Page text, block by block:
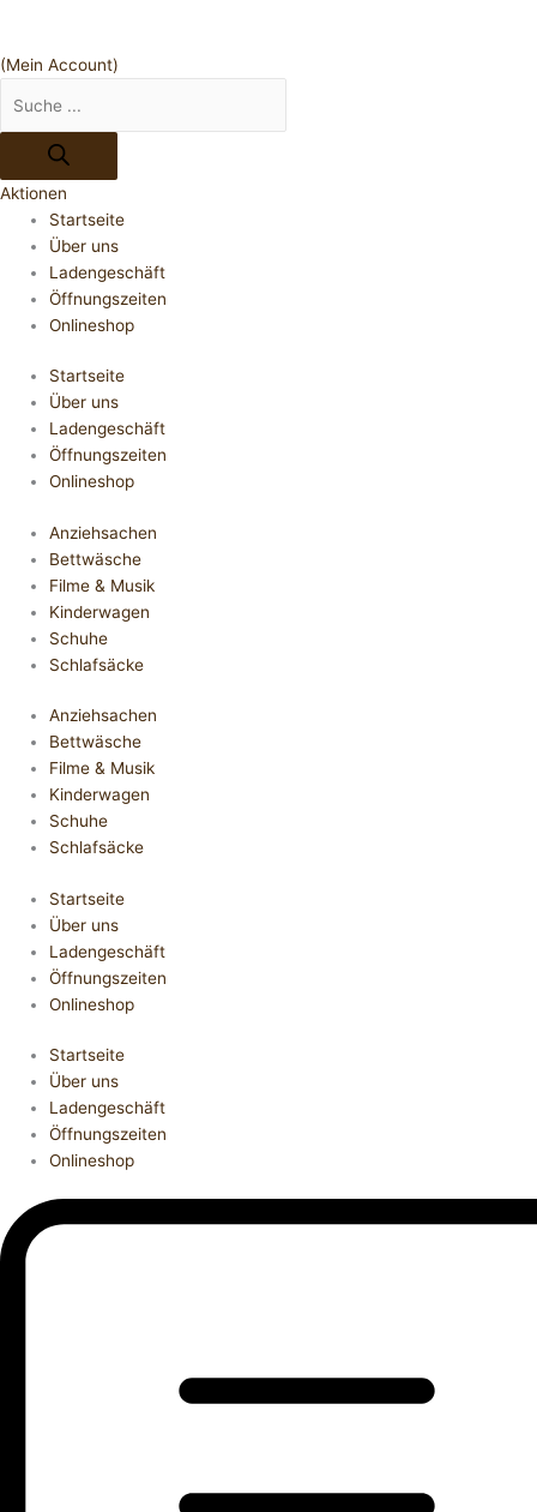
(Mein Account)
Aktionen
Startseite
Über uns
Ladengeschäft
Öffnungszeiten
Onlineshop
Startseite
Über uns
Ladengeschäft
Öffnungszeiten
Onlineshop
Anziehsachen
Bettwäsche
Filme & Musik
Kinderwagen
Schuhe
Schlafsäcke
Anziehsachen
Bettwäsche
Filme & Musik
Kinderwagen
Schuhe
Schlafsäcke
Startseite
Über uns
Ladengeschäft
Öffnungszeiten
Onlineshop
Startseite
Über uns
Ladengeschäft
Öffnungszeiten
Onlineshop